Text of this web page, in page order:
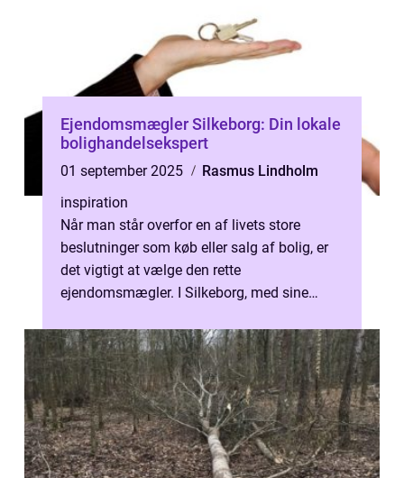
Ejendomsmægler Silkeborg: Din lokale
bolighandelsekspert
01 september 2025
Rasmus Lindholm
inspiration
Når man står overfor en af livets store
beslutninger som køb eller salg af bolig, er
det vigtigt at vælge den rette
ejendomsmægler. I Silkeborg, med sine